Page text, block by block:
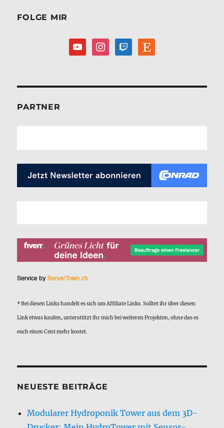
FOLGE MIR
youtubeinstagramtwitch etsy
PARTNER
* Bei diesen Links handelt es sich um Affiliate Links. Solltet ihr über diesen
Link etwas kaufen, unterstützt ihr mich bei weiteren Projekten, ohne das es
euch einen Cent mehr kostet.
NEUESTE BEITRÄGE
Modularer Hydroponik Tower aus dem 3D-